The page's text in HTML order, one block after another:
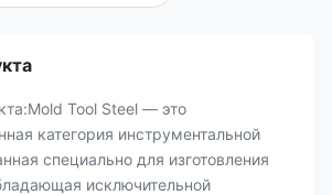
Tool Steel — это
категория инструментальной
специально для изготовления
исключительной